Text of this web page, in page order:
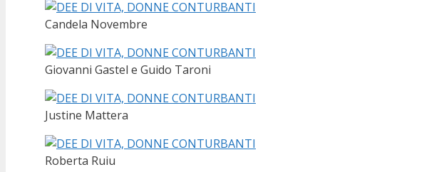
Candela Novembre
Giovanni Gastel e Guido Taroni
Justine Mattera
Roberta Ruiu